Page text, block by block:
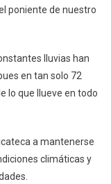
poniente de nuestro
lluvias han
en tan solo 72
lo que llueve en todo
a mantenerse
climáticas y